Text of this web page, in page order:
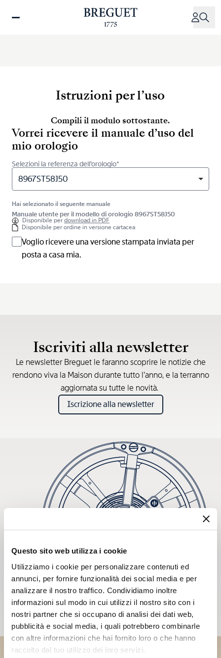
Questo sito web utilizza i cookie
Utilizziamo i cookie per personalizzare contenuti ed
annunci, per fornire funzionalità dei social media e per
analizzare il nostro traffico. Condividiamo inoltre
informazioni sul modo in cui utilizzi il nostro sito con i
nostri partner che si occupano di analisi dei dati web,
pubblicità e social media, i quali potrebbero combinarle
con altre informazioni che hai fornito loro o che hanno
raccolto dal tuo utilizzo dei loro servizi.
Istruzioni per l’uso
Compili il modulo sottostante.
Vorrei ricevere il manuale d’uso del
mio orologio
Selezioni la referenza dell’orologio*
8967ST58J50
Hai selezionato il seguente manuale
Manuale utente per il modello di orologio 8967ST58J50
Disponibile perdownload in PDF
Disponibile per ordine in versione cartacea
Voglio ricevere una versione stampata inviata per
posta a casa mia.
Iscriviti alla newsletter
Le newsletter Breguet le faranno scoprire le notizie che
rendono viva la Maison durante tutto l’anno, e la terranno
aggiornata su tutte le novità.
Iscrizione alla newsletter